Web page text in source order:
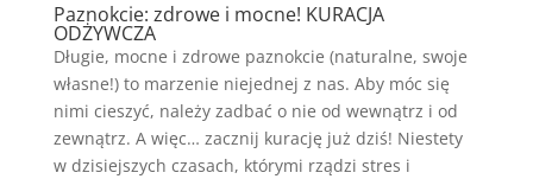
Paznokcie: zdrowe i mocne! KURACJA
ODŻYWCZA
Długie, mocne i zdrowe paznokcie (naturalne, swoje
własne!) to marzenie niejednej z nas. Aby móc się
nimi cieszyć, należy zadbać o nie od wewnątrz i od
zewnątrz. A więc… zacznij kurację już dziś! Niestety
w dzisiejszych czasach, którymi rządzi stres i